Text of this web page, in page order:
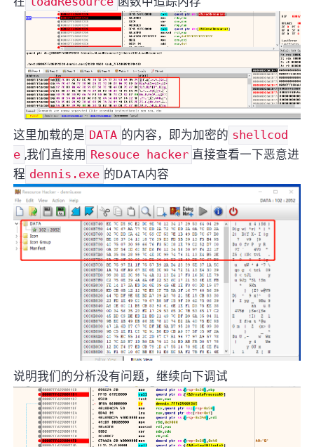
这里加载的是 DATA 的内容，即为加密的 shellcod
e ,我们直接用 Resouce hacker 直接查看一下恶意进
程 dennis.exe 的DATA内容
说明我们的分析没有问题，继续向下调试